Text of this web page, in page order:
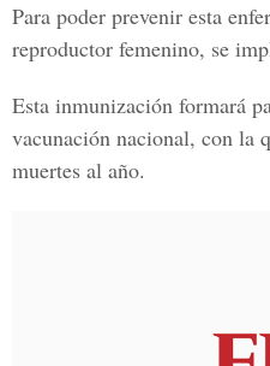
Para poder prevenir esta
reproductor femenino, se
Esta inmunización formará
vacunación nacional, con la
muertes al año.